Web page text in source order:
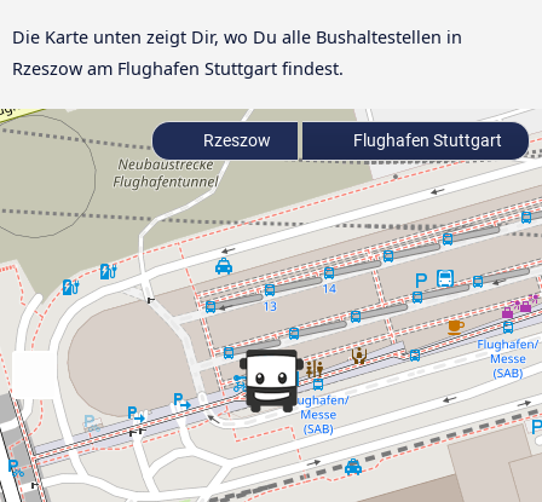
Die Karte unten zeigt Dir, wo Du alle Bushaltestellen in
Rzeszow am Flughafen Stuttgart findest.
Rzeszow Flughafen Stuttgart